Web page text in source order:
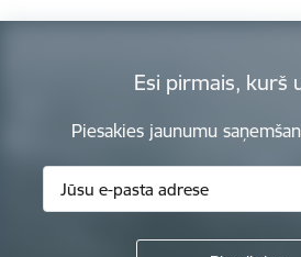
Esi pirmais, kurš
Piesakies jaunumu